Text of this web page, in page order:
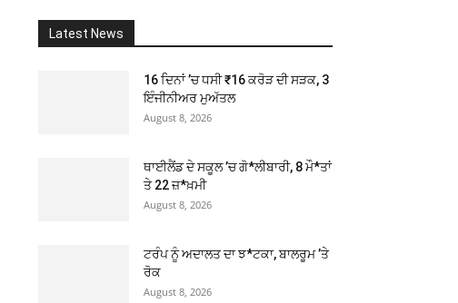
Latest News
16 ਦਿਨਾਂ ’ਚ ਧਸੀ ₹16 ਕਰੋੜ ਦੀ ਸੜਕ, 3
ਇੰਜੀਨੀਅਰ ਮੁਅੱਤਲ
August 8, 2026
ਥਾਈਲੈਂਡ ਦੇ ਸਕੂਲ ’ਚ ਗੋ*ਲੀਬਾਰੀ, 8 ਮੌ*ਤਾਂ
ਤੇ 22 ਜ਼*ਖ਼ਮੀ
August 8, 2026
ਟਰੰਪ ਨੂੰ ਅਦਾਲਤ ਦਾ ਝ*ਟਕਾ, ਬਾਲਰੂਮ ’ਤੇ
ਰੋਕ
August 8, 2026